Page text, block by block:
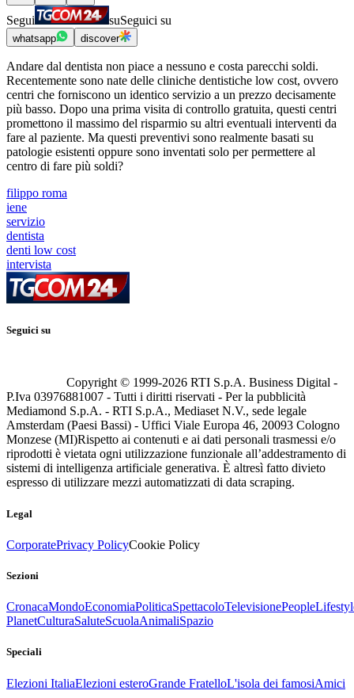
Segui suSeguici su
whatsapp discover
Andare dal dentista non piace a nessuno e costa parecchi soldi.
Recentemente sono nate delle cliniche dentistiche low cost, ovvero
centri che forniscono un identico servizio a un prezzo decisamente
più basso. Dopo una prima visita di controllo gratuita, questi centri
promettono il massimo del risparmio su altri eventuali interventi da
fare al paziente. Ma questi preventivi sono realmente basati su
patologie esistenti oppure sono inventati solo per permettere al
centro di fare più soldi?
filippo roma
iene
servizio
dentista
denti low cost
intervista
Seguici su
Copyright © 1999-2026 RTI S.p.A. Business Digital -
P.Iva 03976881007 - Tutti i diritti riservati - Per la pubblicità
Mediamond S.p.A. - RTI S.p.A., Mediaset N.V., sede legale
Amsterdam (Paesi Bassi) - Uffici Viale Europa 46, 20093 Cologno
Monzese (MI)Rispetto ai contenuti e ai dati personali trasmessi e/o
riprodotti è vietata ogni utilizzazione funzionale all’addestramento di
sistemi di intelligenza artificiale generativa. È altresì fatto divieto
espresso di utilizzare mezzi automatizzati di data scraping.
Legal
CorporatePrivacy PolicyCookie Policy
Sezioni
CronacaMondoEconomiaPoliticaSpettacoloTelevisionePeople
PlanetCulturaSaluteScuolaAnimaliSpazio
Speciali
Elezioni ItaliaElezioni esteroGrande FratelloL'isola dei famosiAmici